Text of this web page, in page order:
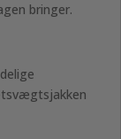
bringer.